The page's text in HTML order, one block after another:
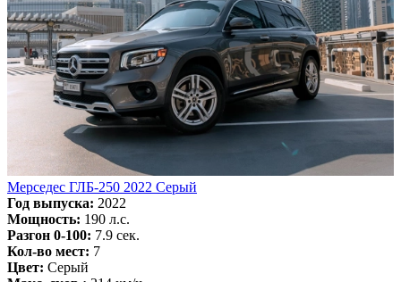
Мерседес ГЛБ-250 2022 Серый
Год выпуска: 2022
Мощность: 190 л.с.
Разгон 0-100: 7.9 сек.
Кол-во мест: 7
Цвет: Серый